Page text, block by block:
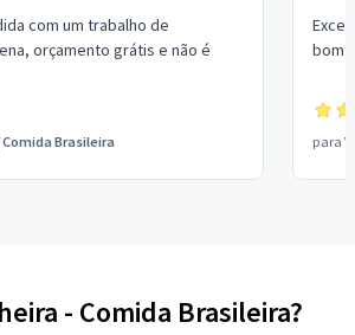
com um trabalho de
orçamento grátis e não é
Comida Brasileira
bom
para
- Comida Brasileira?